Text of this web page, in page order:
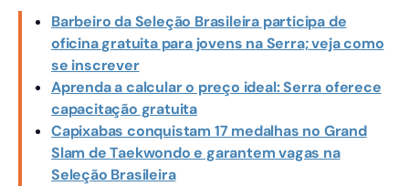
Barbeiro da Seleção Brasileira participa de
oficina gratuita para jovens na Serra; veja como
se inscrever
Aprenda a calcular o preço ideal: Serra oferece
capacitação gratuita
Capixabas conquistam 17 medalhas no Grand
Slam de Taekwondo e garantem vagas na
Seleção Brasileira